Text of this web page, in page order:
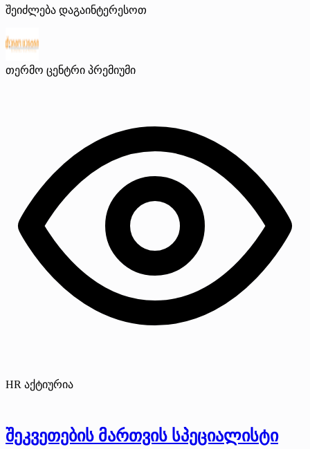
შეიძლება დაგაინტერესოთ
თერმო ცენტრი პრემიუმი
HR აქტიურია
შეკვეთების მართვის სპეციალისტი